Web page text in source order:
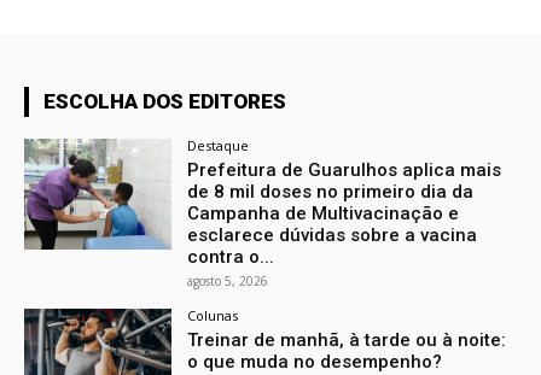
ESCOLHA DOS EDITORES
Destaque
Prefeitura de Guarulhos aplica mais
de 8 mil doses no primeiro dia da
Campanha de Multivacinação e
esclarece dúvidas sobre a vacina
contra o...
agosto 5, 2026
Colunas
Treinar de manhã, à tarde ou à noite:
o que muda no desempenho?